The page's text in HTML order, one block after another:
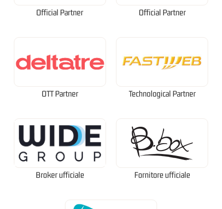
Official Partner Official Partner
OTT Partner Technological Partner
Broker ufficiale Fornitore ufficiale